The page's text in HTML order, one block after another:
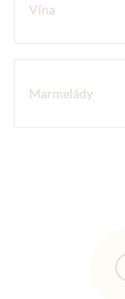
Vína
Marmelády